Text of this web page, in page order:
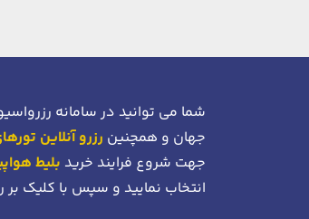
شما می توانید در سامانه
جهان و همچنین رزرو آنلاین
جهت شروع فرایند خرید بلیط
انتخاب نمایید و سپس با کلیک